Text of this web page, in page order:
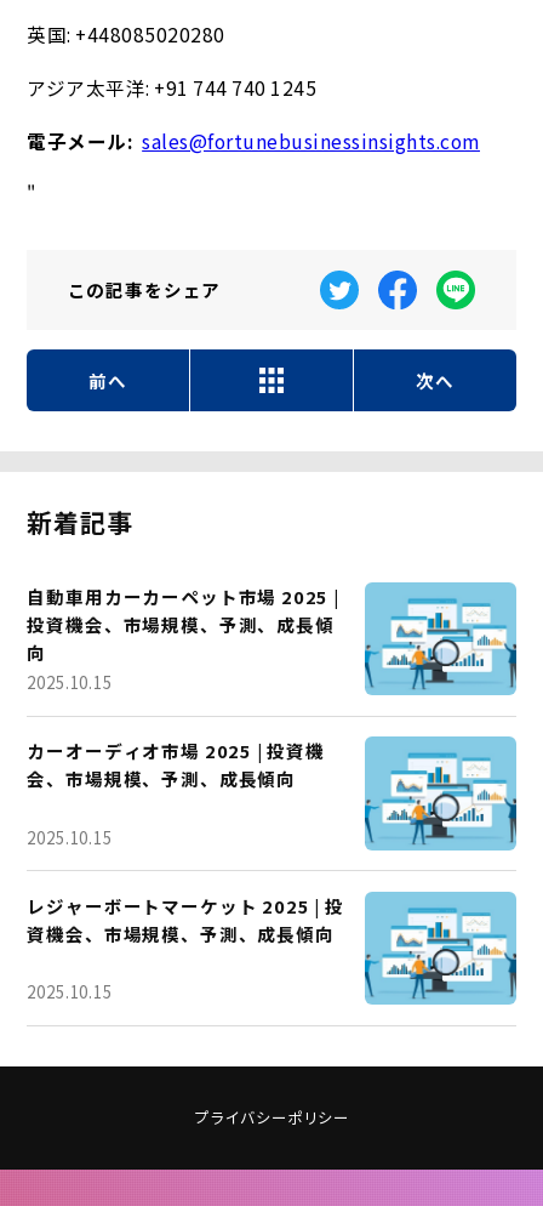
英国: +448085020280
アジア太平洋: +91 744 740 1245
電子メール: sales@fortunebusinessinsights.com
"
この記事をシェア
前へ 次へ
新着記事
自動車用カーカーペット市場 2025 |
投資機会、市場規模、予測、成長傾
向
2025.10.15
カーオーディオ市場 2025 | 投資機
会、市場規模、予測、成長傾向
2025.10.15
レジャーボートマーケット 2025 | 投
資機会、市場規模、予測、成長傾向
2025.10.15
プライバシーポリシー